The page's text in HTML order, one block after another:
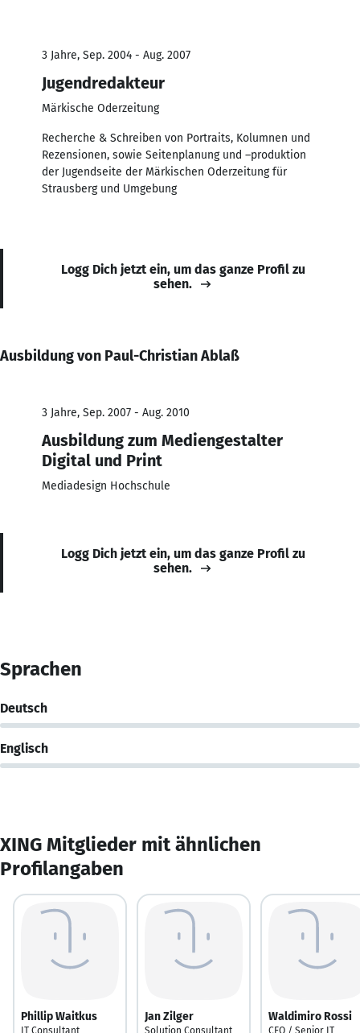
3 Jahre, Sep. 2004 - Aug. 2007
Jugendredakteur
Märkische Oderzeitung
Recherche & Schreiben von Portraits, Kolumnen und
Rezensionen, sowie Seitenplanung und –produktion
der Jugendseite der Märkischen Oderzeitung für
Strausberg und Umgebung
Logg Dich jetzt ein, um das ganze Profil zu
sehen.
Ausbildung von Paul-Christian Ablaß
3 Jahre, Sep. 2007 - Aug. 2010
Ausbildung zum Mediengestalter
Digital und Print
Mediadesign Hochschule
Logg Dich jetzt ein, um das ganze Profil zu
sehen.
Sprachen
Deutsch
Englisch
XING Mitglieder mit ähnlichen
Profilangaben
Phillip Waitkus
IT Consultant
Jan Zilger
Solution Consultant
Waldimiro Rossi
CEO / Senior IT